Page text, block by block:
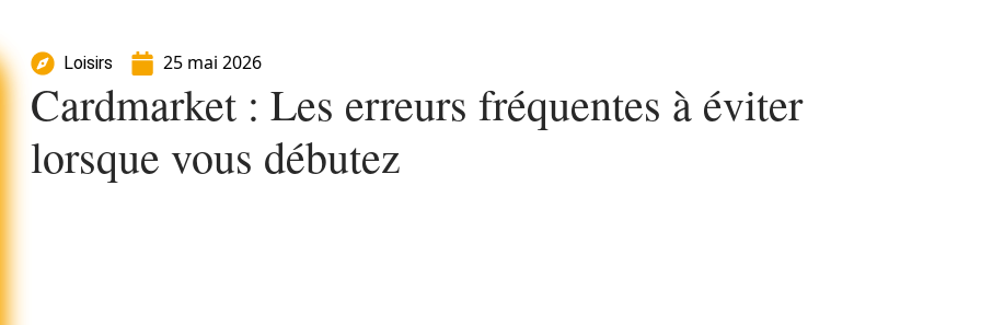
Loisirs 25 mai 2026
Cardmarket : Les erreurs fréquentes à éviter
lorsque vous débutez